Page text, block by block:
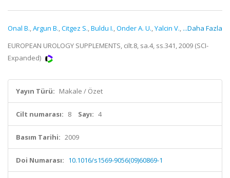
Onal B.,Argun B.,Citgez S.,Buldu I.,Onder A. U.,Yalcin V., ...Daha Fazla
EUROPEAN UROLOGY SUPPLEMENTS, cilt.8, sa.4, ss.341, 2009 (SCI-
Expanded)
Yayın Türü: Makale / Özet
Cilt numarası: 8 Sayı: 4
Basım Tarihi: 2009
Doi Numarası: 10.1016/s1569-9056(09)60869-1